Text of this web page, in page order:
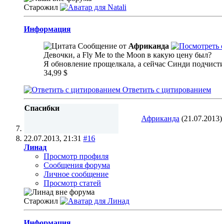
Старожил
Информация
Сообщение от Африканда
Девочки, а Fly Me to the Moon в какую цену был?
Я обновление прощелкала, а сейчас Синди
34,99 $
Ответить с цитированием
Спасибки
Африканда (21.07.2013)
22.07.2013, 21:31 #16
Линад
Просмотр профиля
Сообщения форума
Личное сообщение
Просмотр статей
Старожил